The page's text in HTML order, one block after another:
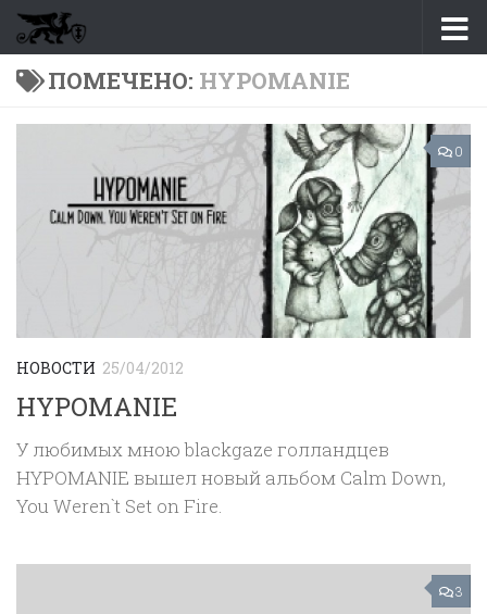
Перейти к содержимому
ПОМЕЧЕНО: HYPOMANIE
0
НОВОСТИ 25/04/2012
HYPOMANIE
У любимых мною blackgaze голландцев
HYPOMANIE вышел новый альбом Calm Down,
You Weren`t Set on Fire.
3